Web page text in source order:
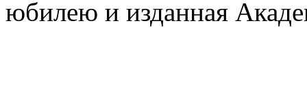
юбилею и изданная